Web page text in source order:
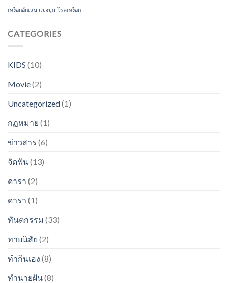
เหงือกอักเสบ แมงมุม โรคเหงือก
CATEGORIES
KIDS (10)
Movie(2)
Uncategorized(1)
กฏหมาย (1)
ข่าวสาร (6)
จัดฟัน(13)
ดารา (2)
ดารา (1)
ทันตกรรม (33)
ทายนิสัย (2)
ทำกินเอง (8)
ทำนายฝัน(8)